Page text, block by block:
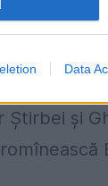
Data
2023
Știrbei și